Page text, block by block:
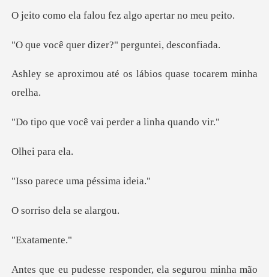
falou fez algo ap
dizer?" pergunt
até os lábios quase
ê vai perder a l
para
ce uma pés
o dela s
tame
onder, ela segurou minha